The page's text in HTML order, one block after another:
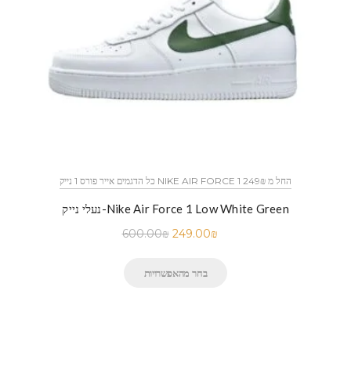
כל הדגמים אייר פורס 1 נייק NIKE AIR FORCE 1 החל מ 249₪
נעלי נייק-Nike Air Force 1 Low White Green
600.00₪ 249.00₪
בחר מהאפשרויות